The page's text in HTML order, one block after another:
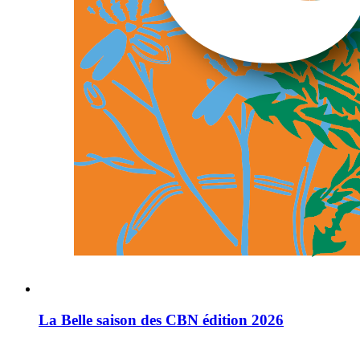
La Belle saison des CBN édition 2026